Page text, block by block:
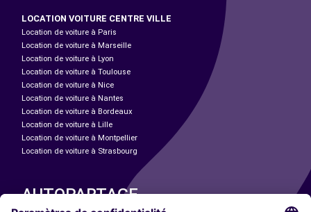
LOCATION VOITURE CENTRE VILLE
Location de voiture à Paris
Location de voiture à Marseille
Location de voiture à Lyon
Location de voiture à Toulouse
Location de voiture à Nice
Location de voiture à Nantes
Location de voiture à Bordeaux
Location de voiture à Lille
Location de voiture à Montpellier
Location de voiture à Strasbourg
AUTOPARTAGE